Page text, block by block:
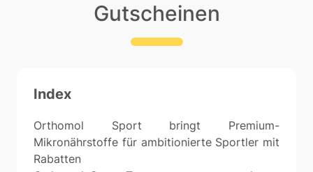
Gutscheinen
Index
Orthomol Sport bringt Premium-
Mikronährstoffe für ambitionierte Sportler mit
Rabatten